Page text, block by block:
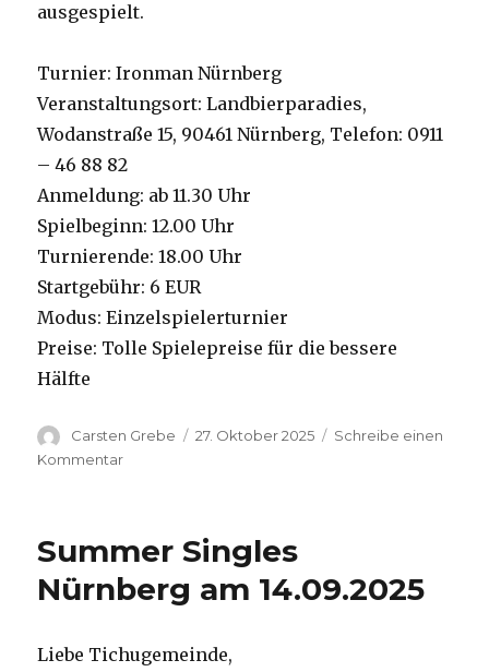
ausgespielt.
Turnier: Ironman Nürnberg
Veranstaltungsort: Landbierparadies,
Wodanstraße 15, 90461 Nürnberg, Telefon: 0911
– 46 88 82
Anmeldung: ab 11.30 Uhr
Spielbeginn: 12.00 Uhr
Turnierende: 18.00 Uhr
Startgebühr: 6 EUR
Modus: Einzelspielerturnier
Preise: Tolle Spielepreise für die bessere
Hälfte
Autor
Carsten Grebe
Veröffentlicht
27. Oktober 2025
Schreibe einen
Kommentar
02.11.
Summer Singles
Nürnberg am 14.09.2025
Liebe Tichugemeinde,